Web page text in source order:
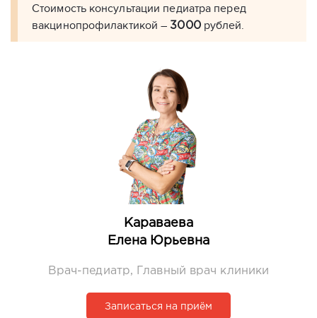
Стоимость консультации педиатра перед
вакцинопрофилактикой – 3000рублей.
Караваева
Елена Юрьевна
Врач-педиатр, Главный врач клиники
Записаться на приём